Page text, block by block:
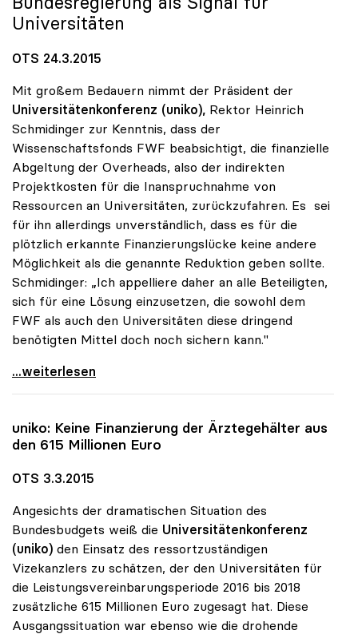
Universitäten
OTS 24.3.2015
Mit großem Bedauern nimmt der Präsident der
Universitätenkonferenz (uniko), Rektor Heinrich
Schmidinger zur Kenntnis, dass der
Wissenschaftsfonds FWF beabsichtigt, die finanzielle
Abgeltung der Overheads, also der indirekten
Projektkosten für die Inanspruchnahme von
Ressourcen an Universitäten, zurückzufahren. Es sei
für ihn allerdings unverständlich, dass es für die
plötzlich erkannte Finanzierungslücke keine andere
Möglichkeit als die genannte Reduktion geben sollte.
Schmidinger: „Ich appelliere daher an alle Beteiligten,
sich für eine Lösung einzusetzen, die sowohl dem
FWF als auch den Universitäten diese dringend
benötigten Mittel doch noch sichern kann."
uniko: Unverständnis für Reduktion der
...weiterlesen
uniko: Keine Finanzierung der Ärztegehälter aus
den 615 Millionen Euro
OTS 3.3.2015
Angesichts der dramatischen Situation des
Bundesbudgets weiß die Universitätenkonferenz
(uniko) den Einsatz des ressortzuständigen
Vizekanzlers zu schätzen, der den Universitäten für
die Leistungsvereinbarungsperiode 2016 bis 2018
zusätzliche 615 Millionen Euro zugesagt hat. Diese
Ausgangssituation war ebenso wie die drohende